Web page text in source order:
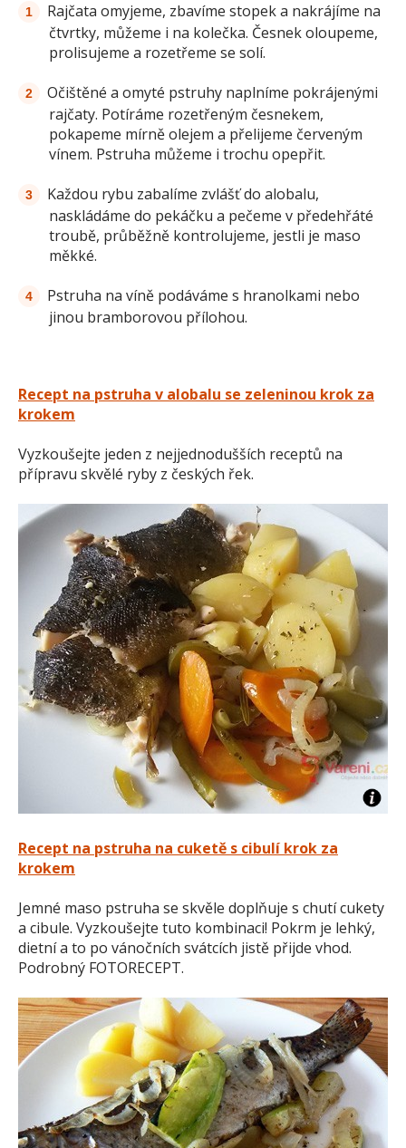
Rajčata omyjeme, zbavíme stopek a nakrájíme na
čtvrtky, můžeme i na kolečka. Česnek oloupeme,
prolisujeme a rozetřeme se solí.
Očištěné a omyté pstruhy naplníme pokrájenými
rajčaty. Potíráme rozetřeným česnekem,
pokapeme mírně olejem a přelijeme červeným
vínem. Pstruha můžeme i trochu opepřit.
Každou rybu zabalíme zvlášť do alobalu,
naskládáme do pekáčku a pečeme v předehřáté
troubě, průběžně kontrolujeme, jestli je maso
měkké.
Pstruha na víně podáváme s hranolkami nebo
jinou bramborovou přílohou.
Recept na pstruha v alobalu se zeleninou krok za
krokem
Vyzkoušejte jeden z nejjednodušších receptů na
přípravu skvělé ryby z českých řek.
Recept na pstruha na cuketě s cibulí krok za
krokem
Jemné maso pstruha se skvěle doplňuje s chutí cukety
a cibule. Vyzkoušejte tuto kombinaci! Pokrm je lehký,
dietní a to po vánočních svátcích jistě přijde vhod.
Podrobný FOTORECEPT.